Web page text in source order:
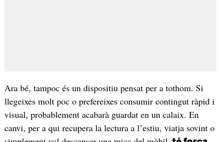
Ara bé, tampoc és un dispositiu pensat per a tothom. Si
llegeixes molt poc o prefereixes consumir contingut ràpid i
visual, probablement acabarà guardat en un calaix. En
canvi, per a qui recupera la lectura a l’estiu, viatja sovint o